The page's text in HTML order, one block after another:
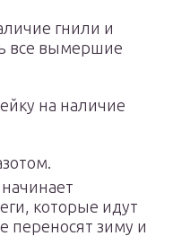
гнили и
все вымершие
на наличие
которые идут
переносят зиму и